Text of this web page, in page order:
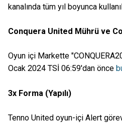
kanalında tüm yıl boyunca
Conquera United Mührü ve
Oyun içi Markette
Ocak 2024 TSİ 06:59'dan önce
3x Forma (Yapılı)
Tenno United oyun-içi Alert